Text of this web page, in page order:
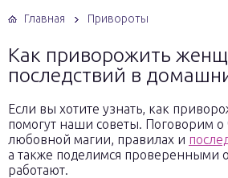
Главная Привороты
Как приворожить
последствий в
Если вы хотите узнать, как
помогут наши советы. Поговорим
любовной магии, правилах и
а также поделимся проверенными
работают.